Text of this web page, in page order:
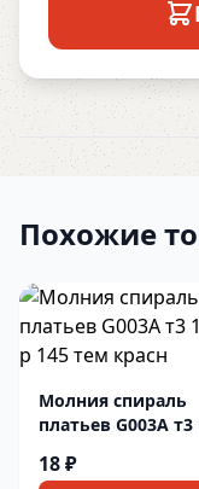
Похожие
Молния спираль
платьев G003A т3
18 ₽